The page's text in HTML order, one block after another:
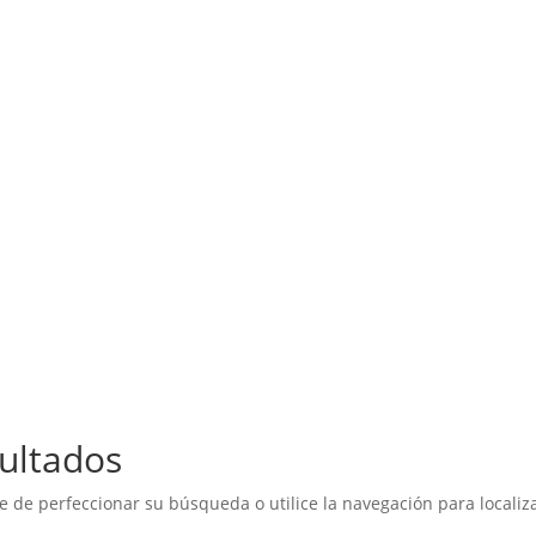
de perfeccionar su búsqueda o utilice la navegación para